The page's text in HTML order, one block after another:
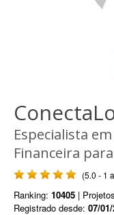
Especialista
Financeira
(5.0 - 1
Ranking: 10405 |
Registrado desde: 07/